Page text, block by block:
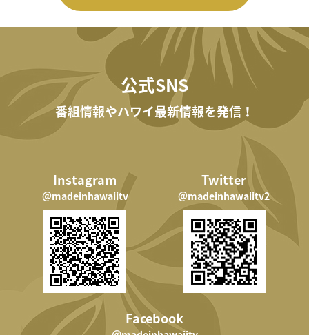
公式SNS
番組情報やハワイ最新情報を発信！
Instagram
＠madeinhawaiitv
Twitter
＠madeinhawaiitv2
Facebook